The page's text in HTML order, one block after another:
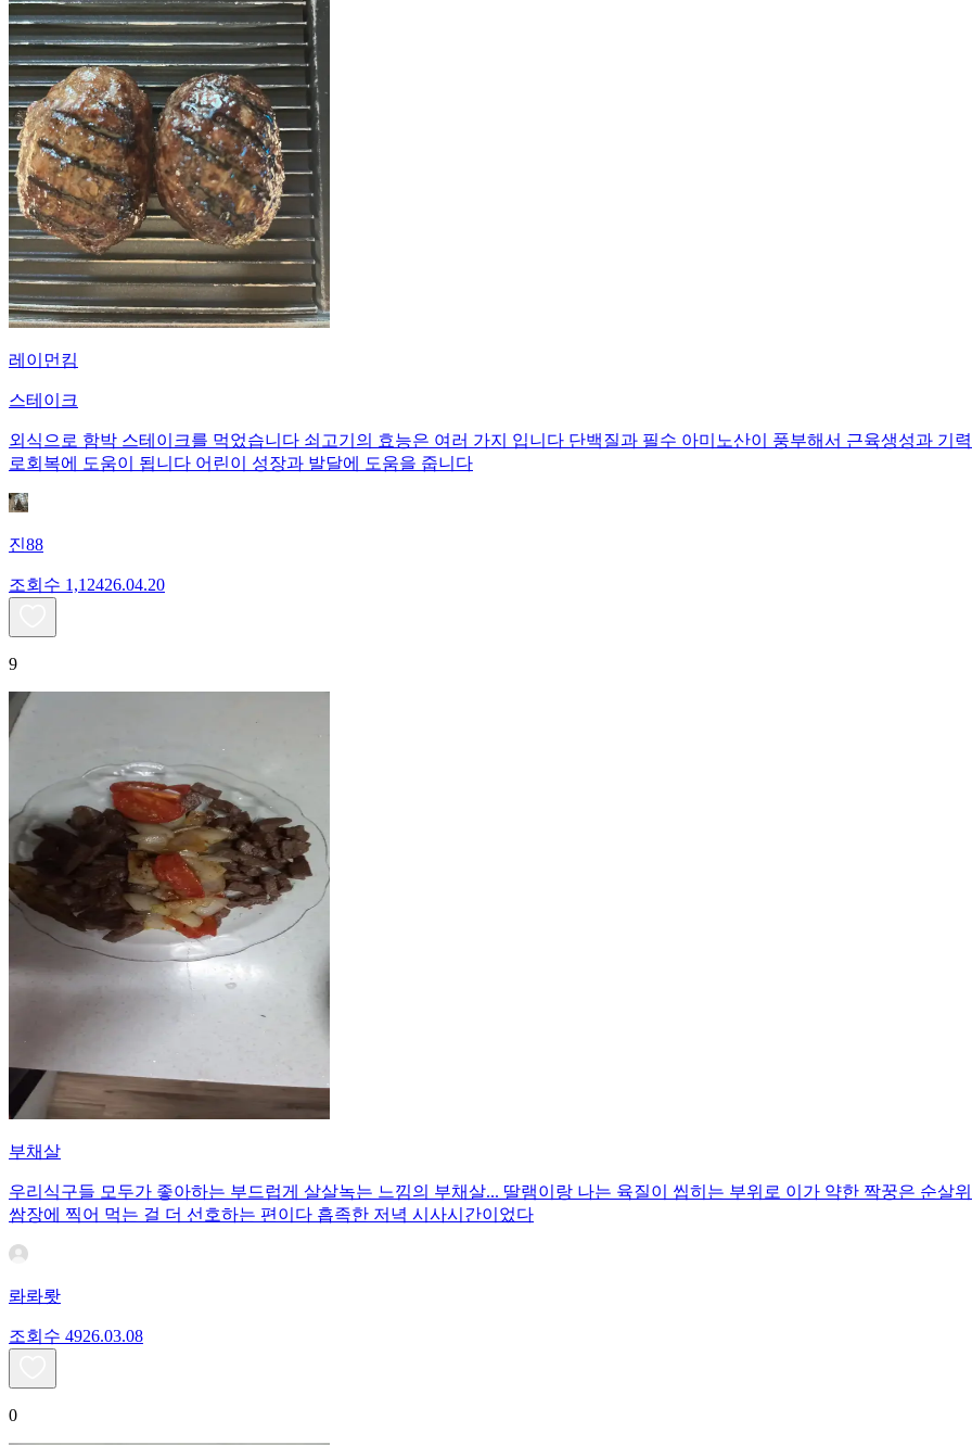
레이먼킴
스테이크
외식으로 함박 스테이크를 먹었습니다 쇠고기의 효능은 여러 가지 입니다 단백질과 필수 아미노산이 풍부해서 근육생성과 기
로회복에 도움이 됩니다 어린이 성장과 발달에 도움을 줍니다
진88
조회수 1,12426.04.20
9
부채살
우리식구들 모두가 좋아하는 부드럽게 살살녹는 느낌의 부채살... 딸램이랑 나는 육질이 씹히는 부위로 이가 약한 짝꿍은 순살
쌈장에 찍어 먹는 걸 더 선호하는 편이다 흡족한 저녁 시사시간이었다
롸롸뢋
조회수 4926.03.08
0